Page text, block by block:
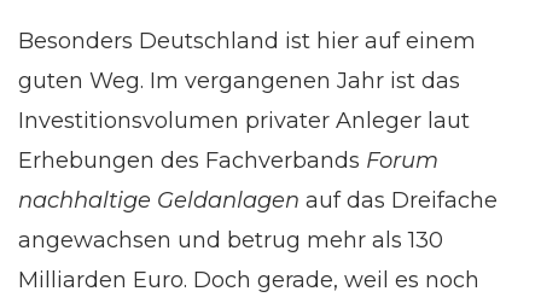
Besonders Deutschland ist hier auf einem
guten Weg. Im vergangenen Jahr ist das
Investitionsvolumen privater Anleger laut
Erhebungen des Fachverbands Forum
nachhaltige Geldanlagen auf das Dreifache
angewachsen und betrug mehr als 130
Milliarden Euro. Doch gerade, weil es noch